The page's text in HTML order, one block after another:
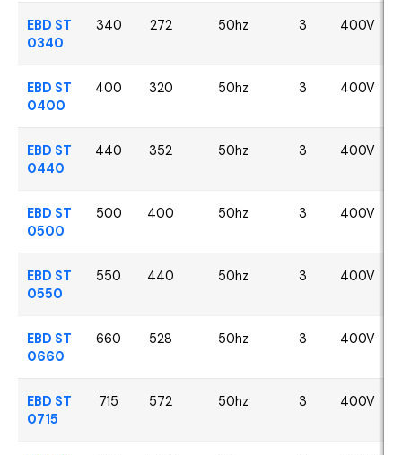
EBD ST
0340
340 272 50hz 3 400V
EBD ST
0400
400 320 50hz 3 400V
EBD ST
0440
440 352 50hz 3 400V
EBD ST
0500
500 400 50hz 3 400V
EBD ST
0550
550 440 50hz 3 400V
EBD ST
0660
660 528 50hz 3 400V
EBD ST
0715
715 572 50hz 3 400V